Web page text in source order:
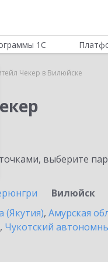
1С
Чекер в Вилюйске
выберите
Вилюйск
(Якутия), Амурская
, Чукотский